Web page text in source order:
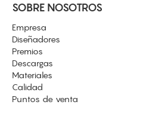
SOBRE NOSOTROS
Empresa
Diseñadores
Premios
Descargas
Materiales
Calidad
Puntos de venta